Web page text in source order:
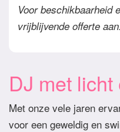
Voor beschikbaarheid
vrijblijvende offerte aan.
DJ met
Met onze vele jaren
voor een geweldig en